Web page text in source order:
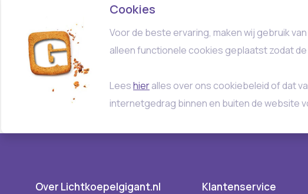
Cookies
Voor de beste ervaring, maken wij gebruik
alleen functionele cookies geplaatst zodat
Leeshieralles over ons cookiebeleid of dat
internetgedrag binnen en buiten de website
Over Lichtkoepelgigant.nl Klantenservice